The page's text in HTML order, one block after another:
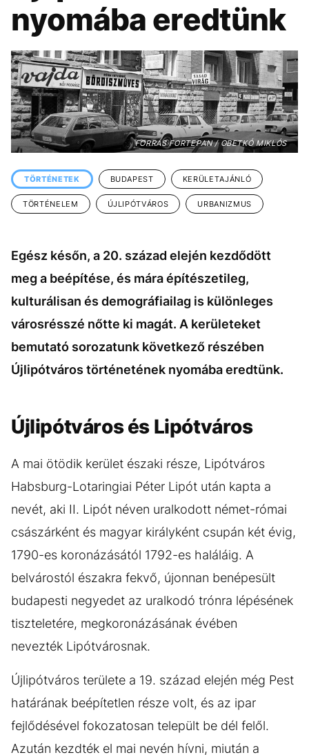
KÖZÉLET
ÉLETMÓD DESIGN
BESZÉLGETÉSEK ARCOK
VIDEÓ TÖRTÉNETEK
GASZTRO
nyomába eredtünk
FORRÁS FORTEPAN / OBETKÓ MIKLÓS
TÖRTÉNETEK BUDAPEST KERÜLETAJÁNLÓ
TÖRTÉNELEM ÚJLIPÓTVÁROS URBANIZMUS
Egész későn, a 20. század elején kezdődött
meg a beépítése, és mára építészetileg,
kulturálisan és demográfiailag is különleges
városrésszé nőtte ki magát. A kerületeket
bemutató sorozatunk következő részében
Újlipótváros történetének nyomába eredtünk.
Újlipótváros és Lipótváros
A mai ötödik kerület északi része, Lipótváros
Habsburg-Lotaringiai Péter Lipót után kapta a
nevét, aki II. Lipót néven uralkodott német-római
császárként és magyar királyként csupán két évig,
1790-es koronázásától 1792-es haláláig. A
belvárostól északra fekvő, újonnan benépesült
budapesti negyedet az uralkodó trónra lépésének
tiszteletére, megkoronázásának évében
nevezték Lipótvárosnak.
Újlipótváros területe a 19. század elején még Pest
határának beépítetlen része volt, és az ipar
fejlődésével fokozatosan települt be dél felől.
Azután kezdték el mai nevén hívni, miután a